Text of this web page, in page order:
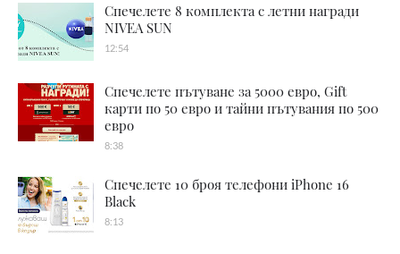
Спечелете 8 комплекта с летни награди
NIVEA SUN
12:54
Спечелете пътуване за 5000 евро, Gift
карти по 50 евро и тайни пътувания по 500
евро
8:38
Спечелете 10 броя телефони iPhone 16
Black
8:13